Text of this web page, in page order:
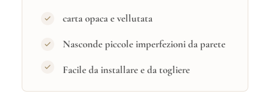
carta opaca e vellutata
Nasconde piccole imperfezioni da parete
Facile da installare e da togliere